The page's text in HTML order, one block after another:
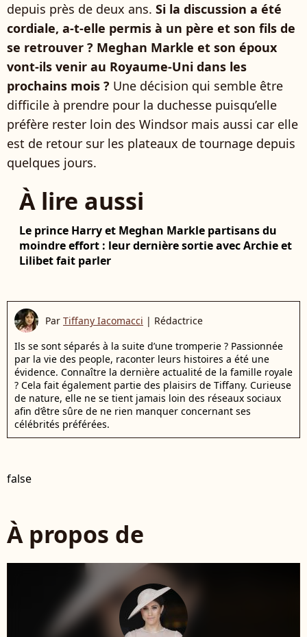
depuis près de deux ans. Si la discussion a été
cordiale, a-t-elle permis à un père et son fils de
se retrouver ? Meghan Markle et son époux
vont-ils venir au Royaume-Uni dans les
prochains mois ? Une décision qui semble être
difficile à prendre pour la duchesse puisqu’elle
préfère rester loin des Windsor mais aussi car elle
est de retour sur les plateaux de tournage depuis
quelques jours.
À lire aussi
Le prince Harry et Meghan Markle partisans du
moindre effort : leur dernière sortie avec Archie et
Lilibet fait parler
Par Tiffany Iacomacci | Rédactrice
Ils se sont séparés à la suite d’une tromperie ? Passionnée
par la vie des people, raconter leurs histoires a été une
évidence. Connaître la dernière actualité de la famille royale
? Cela fait également partie des plaisirs de Tiffany. Curieuse
de nature, elle ne se tient jamais loin des réseaux sociaux
afin d’être sûre de ne rien manquer concernant ses
célébrités préférées.
false
À propos de